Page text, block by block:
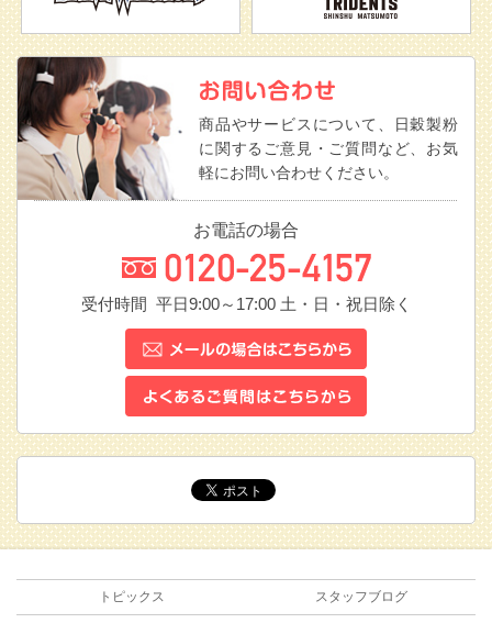
商品やサービスについて、日穀製粉
に関するご意見・ご質問など、お気
軽にお問い合わせください。
お電話の場合
受付時間 平日9:00～17:00土・日・祝日除く
トピックス スタッフブログ